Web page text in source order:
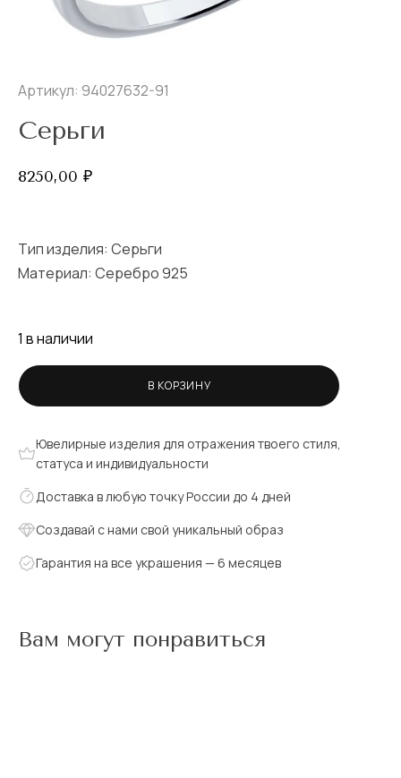
Артикул: 94027632-91
Серьги
8250,00 ₽
Тип изделия: Серьги
Материал: Серебро 925
1 в наличии
В КОРЗИНУ
Ювелирные изделия для отражения твоего стиля,
статуса и индивидуальности
Доставка в любую точку России до 4 дней
Создавай с нами свой уникальный образ
Гарантия на все украшения — 6 месяцев
Вам могут понравиться